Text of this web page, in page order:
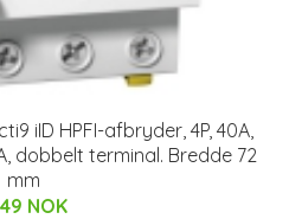
iID HPFI-afbryder, 4P, 40A,
dobbelt terminal. Bredde 72
mm
NOK